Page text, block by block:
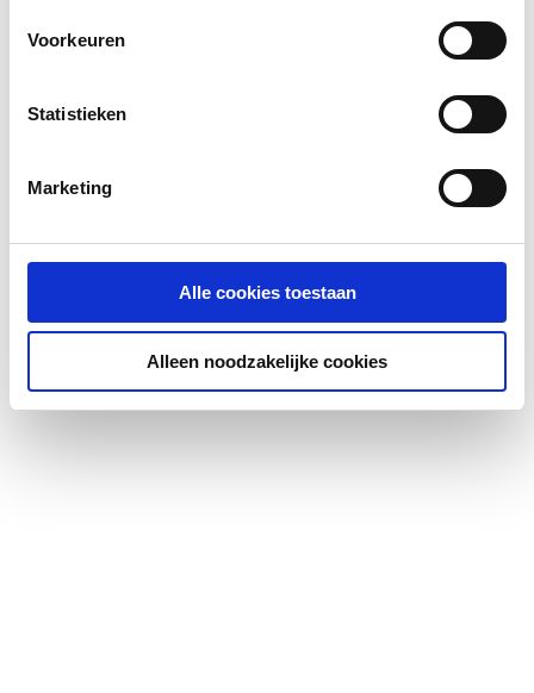
Voorkeuren
Statistieken
Marketing
Alle cookies toestaan
Alleen noodzakelijke cookies